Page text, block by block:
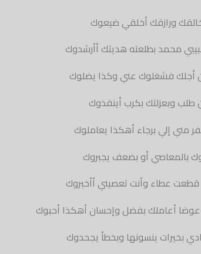
ورازقك أخلقي ضيعوك
محمد بطلعته هديتك أأرشدوك
أجلك فشغلوك عني وكذا يضلوك
وبعزلتك بكرب أينقذوك
مني إلي برجاء أهكذا يعاملوك
بالمعاصي أو بضعف يجبروك
عطاء وأنت تعصيني أأخبروك
أعاملك بفضل وإحسان أهكذا أحبوك
بخيرات ينسونها وبخطأ يجحدوك